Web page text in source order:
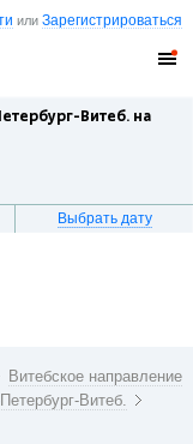
илиЗарегистрироваться
Витеб. на
Выбрать дату
Витебское направление
Витеб.